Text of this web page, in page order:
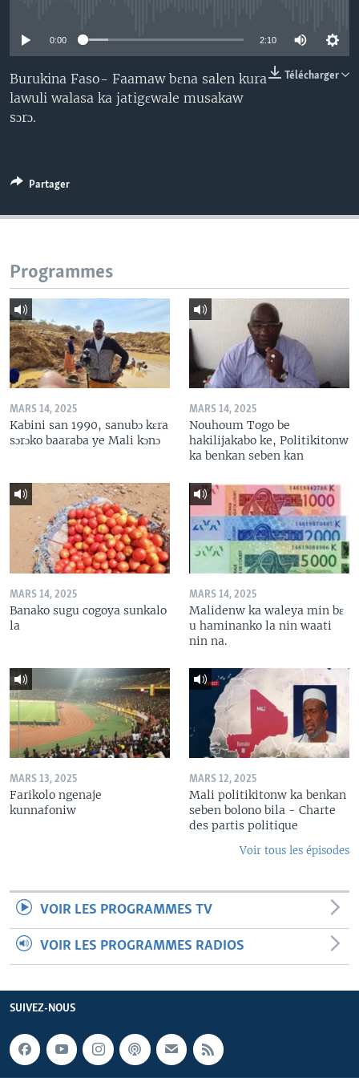
0:00 2:10
Télécharger
Burukina Faso- Faamaw bɛna salen kura
lawuli walasa ka jatigɛwale musakaw
sɔrɔ.
Partager
Programmes
MARS 14, 2025
Kabini san 1990, sanubɔ kɛra
sɔrɔko baaraba ye Mali kɔnɔ
MARS 14, 2025
Nouhoum Togo be
hakilijakabo ke, Politikitonw
ka benkan seben kan
MARS 14, 2025
Banako sugu cogoya sunkalo
la
MARS 14, 2025
Malidenw ka waleya min bɛ
u haminanko la nin waati
nin na.
MARS 13, 2025
Farikolo ngenaje
kunnafoniw
MARS 12, 2025
Mali politikitonw ka benkan
seben bolono bila - Charte
des partis politique
Voir tous les épisodes
VOIR LES PROGRAMMES TV
VOIR LES PROGRAMMES RADIOS
SUIVEZ-NOUS